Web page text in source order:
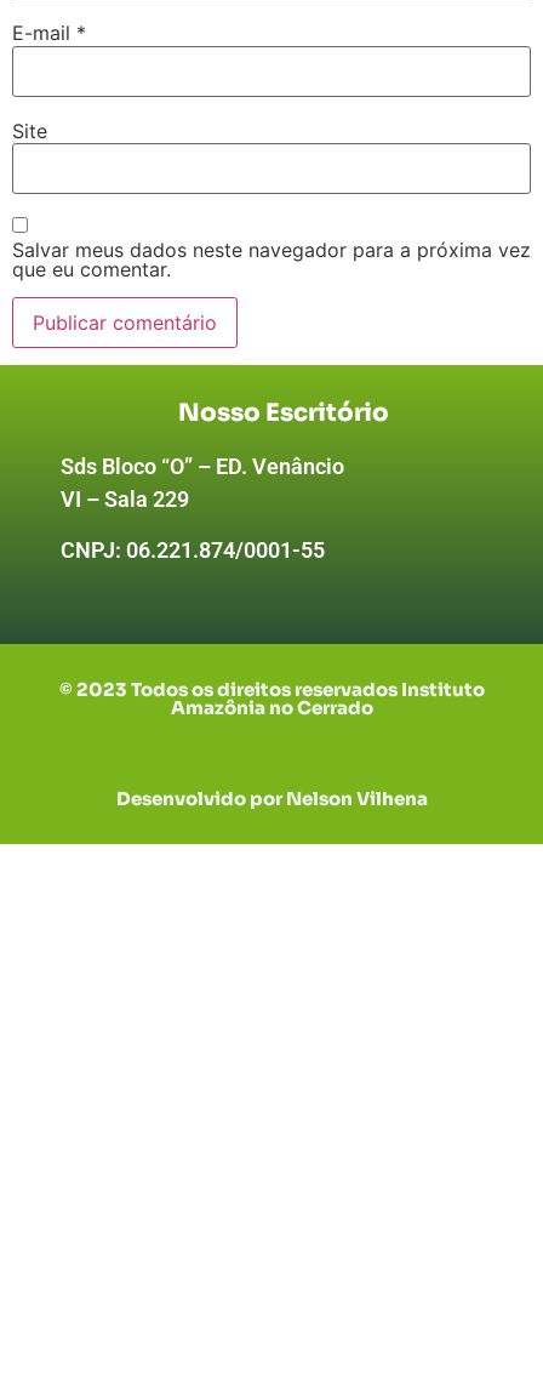
E-mail *
Site
Salvar meus dados neste navegador para a próxima vez
que eu comentar.
Nosso Escritório
Sds Bloco “O” – ED. Venâncio
VI – Sala 229
CNPJ: 06.221.874/0001-55
© 2023 Todos os direitos reservados Instituto
Amazônia no Cerrado
Desenvolvido por Nelson Vilhena